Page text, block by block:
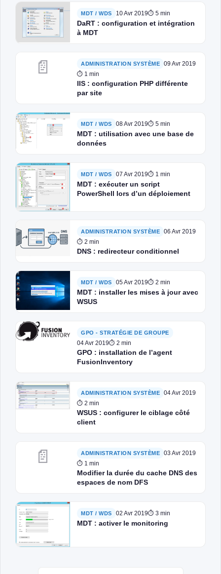
MDT / WDS 10 Avr 2019⏱ 5 min
DaRT : configuration et intégration
à MDT
📄 ADMINISTRATION SYSTÈME
09 Avr 2019
⏱ 1 min
IIS : configuration PHP différente
par site
MDT / WDS 08 Avr 2019⏱ 5 min
MDT : utilisation avec une base de
données
MDT / WDS 07 Avr 2019⏱ 1 min
MDT : exécuter un script
PowerShell lors d’un déploiement
ADMINISTRATION SYSTÈME
06 Avr 2019
⏱ 2 min
DNS : redirecteur conditionnel
MDT / WDS 05 Avr 2019⏱ 2 min
MDT : installer les mises à jour avec
WSUS
GPO - STRATÉGIE DE GROUPE
04 Avr 2019⏱ 2 min
GPO : installation de l’agent
FusionInventory
ADMINISTRATION SYSTÈME
04 Avr 2019
⏱ 2 min
WSUS : configurer le ciblage côté
client
📄 ADMINISTRATION SYSTÈME
03 Avr 2019
⏱ 1 min
Modifier la durée du cache DNS des
espaces de nom DFS
MDT / WDS 02 Avr 2019⏱ 3 min
MDT : activer le monitoring